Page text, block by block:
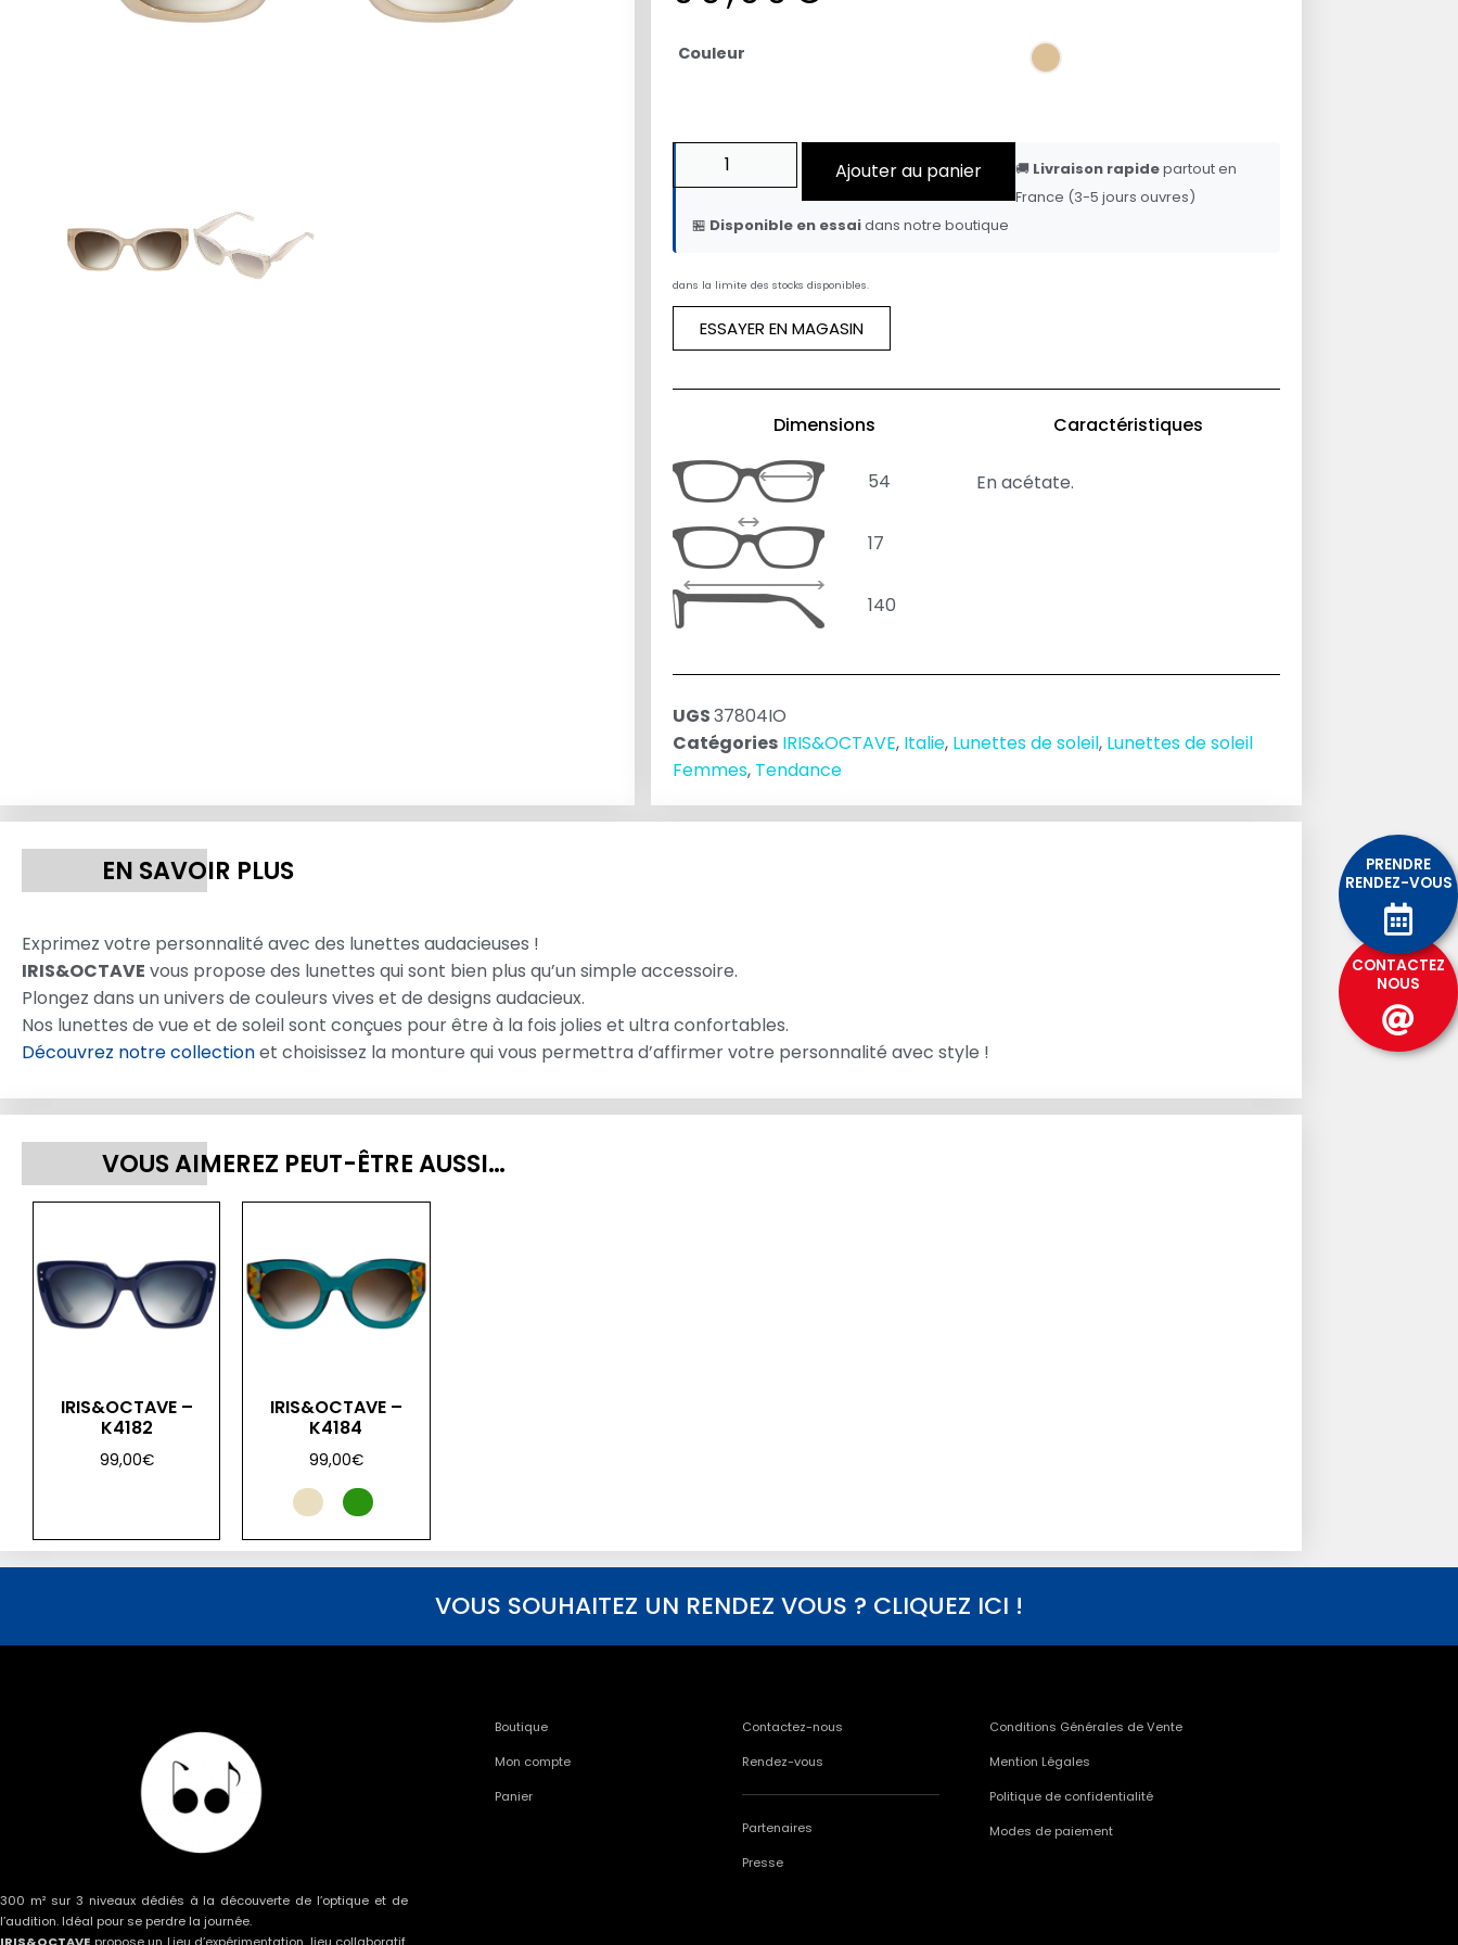
Couleur
Ajouter au panier 🚚 Livraison rapidepartout en
France (3-5 jours ouvres)
🏪 Disponible en essaidans notre boutique
dans la limite des stocks disponibles.
ESSAYER EN MAGASIN
Dimensions
54
17
140
Caractéristiques
En acétate.
UGS37804IO
Catégories IRIS&OCTAVE, Italie, Lunettes de soleil, Lunettes de soleil
Femmes, Tendance
EN SAVOIR PLUS
Exprimez votre personnalité avec des lunettes audacieuses !
IRIS&OCTAVE vous propose des lunettes qui sont bien plus qu’un simple accessoire.
Plongez dans un univers de couleurs vives et de designs audacieux.
Nos lunettes de vue et de soleil sont conçues pour être à la fois jolies et ultra confortables.
Découvrez notre collectionet choisissez la monture qui vous permettra d’affirmer votre personnalité avec style !
VOUS AIMEREZ PEUT-ÊTRE AUSSI…
IRIS&OCTAVE –
K4182
99,00€
IRIS&OCTAVE –
K4184
99,00€
VOUS SOUHAITEZ UN RENDEZ VOUS ? CLIQUEZ ICI !
300 m² sur 3 niveaux dédiés à la découverte de l’optique et de
l’audition. Idéal pour se perdre la journée.
Boutique
Mon compte
Panier
Contactez-nous
Rendez-vous
Partenaires
Presse
Conditions Générales de Vente
Mention Légales
Politique de confidentialité
Modes de paiement
PRENDRE
RENDEZ-VOUS
CONTACTEZ
NOUS